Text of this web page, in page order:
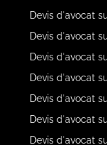
Devis d'avocat
Devis d'avocat
Devis d'avocat
Devis d'avocat
Devis d'avocat
Devis d'avocat
Devis d'avocat